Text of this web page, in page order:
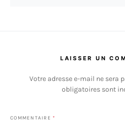
LAISSER UN
Votre adresse e-mail ne sera
obligatoires sont
COMMENTAIRE *